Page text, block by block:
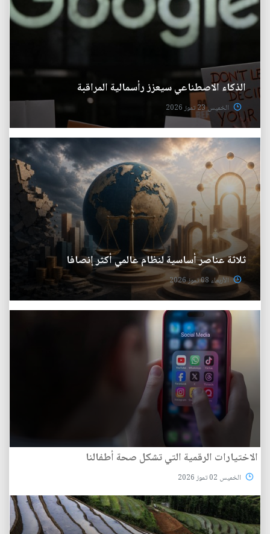
الذكاء الاصطناعي سيعزز رأسمالية المراقبة
الخميس 23 تموز 2026
ثلاثة عناصر أساسية لنظام عالمي أكثر إنصافا
الأربعاء 08 تموز 2026
الاختيارات الرقمية التي تشكل صحة أطفالنا
الخميس 02 تموز 2026